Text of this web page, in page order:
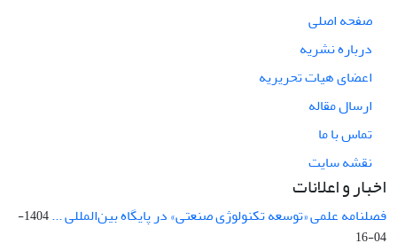
صفحه اصلی
درباره نشریه
اعضای هیات تحریریه
ارسال مقاله
تماس با ما
نقشه سایت
اخبار و اعلانات
فصلنامه علمی «توسعه تکنولوژی صنعتی» در پایگاه بین‌المللی ...
1404-
04-16